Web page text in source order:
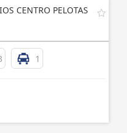
CENTRO PELOTAS
1